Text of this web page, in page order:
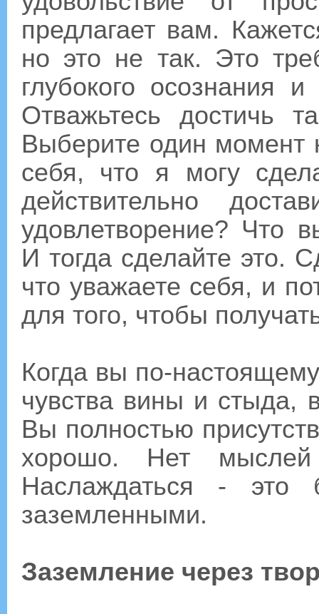
предлагает вам.
но это не так. Это
глубокого осознания
Отважьтесь достичь
Выберите один момент
себя, что я могу
действительно
удовлетворение? Что
И тогда сделайте это.
что уважаете себя, и
для того, чтобы
Когда вы по-
чувства вины и стыда,
Вы полностью
хорошо. Нет
Наслаждаться - это
заземленными.
Заземление через